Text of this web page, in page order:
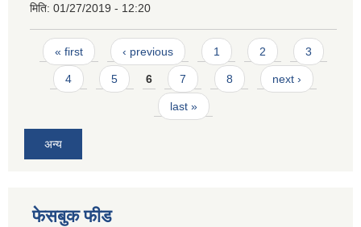
मिति: 01/27/2019 - 12:20
Pages
« first ‹ previous 1 2 3
4 5 6 7 8 next ›
last »
अन्य
फेसबुक फीड